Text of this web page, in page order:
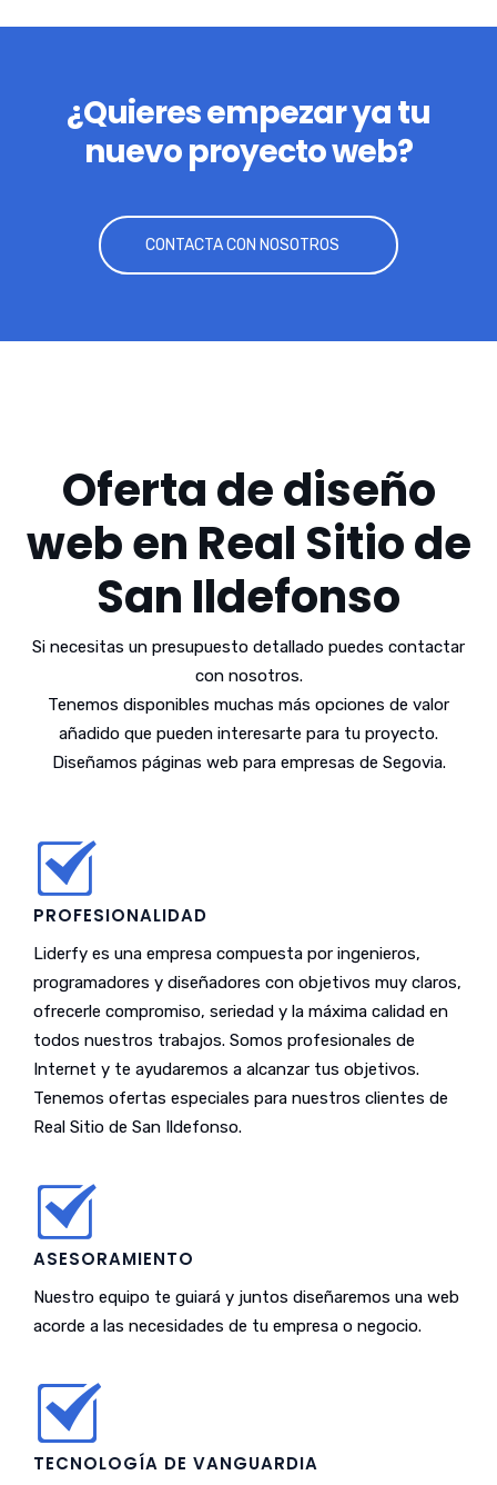
¿Quieres empezar ya tu
nuevo proyecto web?
CONTACTA CON NOSOTROS
Oferta de diseño
web en Real Sitio de
San Ildefonso
Si necesitas un presupuesto detallado puedes contactar
con nosotros.
Tenemos disponibles muchas más opciones de valor
añadido que pueden interesarte para tu proyecto.
Diseñamos páginas web para empresas de Segovia.
PROFESIONALIDAD
Liderfy es una empresa compuesta por ingenieros,
programadores y diseñadores con objetivos muy claros,
ofrecerle compromiso, seriedad y la máxima calidad en
todos nuestros trabajos. Somos profesionales de
Internet y te ayudaremos a alcanzar tus objetivos.
Tenemos ofertas especiales para nuestros clientes de
Real Sitio de San Ildefonso.
ASESORAMIENTO
Nuestro equipo te guiará y juntos diseñaremos una web
acorde a las necesidades de tu empresa o negocio.
TECNOLOGÍA DE VANGUARDIA